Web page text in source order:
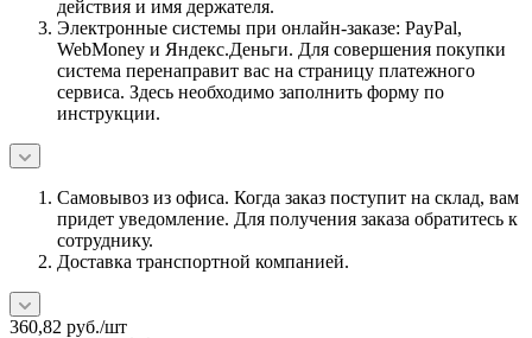
действия и имя держателя.
Электронные системы при онлайн-заказе: PayPal,
WebMoney и Яндекс.Деньги. Для совершения покупки
система перенаправит вас на страницу платежного
сервиса. Здесь необходимо заполнить форму по
инструкции.
Самовывоз из офиса. Когда заказ поступит на склад, вам
придет уведомление. Для получения заказа обратитесь к
сотруднику.
Доставка транспортной компанией.
360,82 руб./шт